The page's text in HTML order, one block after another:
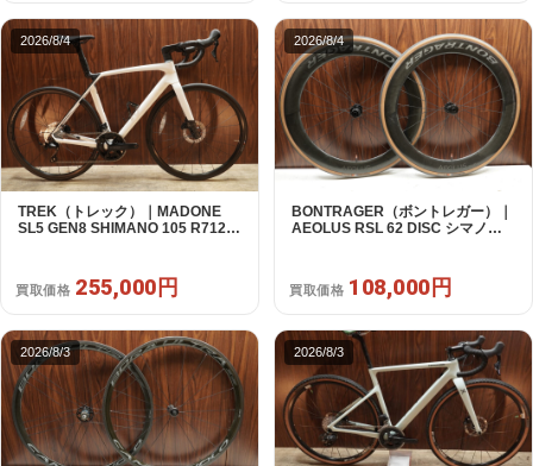
2026/8/4
TREK（トレック）｜MADONE
SL5 GEN8 SHIMANO 105 R7120
買取価格 255,000円
2026/8/4
BONTRAGER（ボントレガー）｜
AEOLUS RSL 62 DISC シマノフ
買取価格 108,000円
2026/8/3 2026/8/3